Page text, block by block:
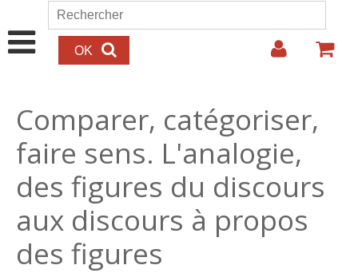
Aller au contenu principal
Formulaire de recherche
Rechercher
Comparer, catégoriser,
faire sens. L'analogie,
des figures du discours
aux discours à propos
des figures